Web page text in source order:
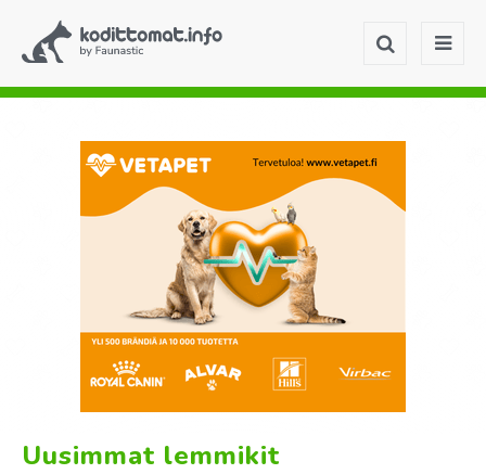
Uusimmat lemmikit